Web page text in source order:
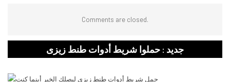
Comments are closed.
جديد : حملوا شريط أدوات طنط زيزى